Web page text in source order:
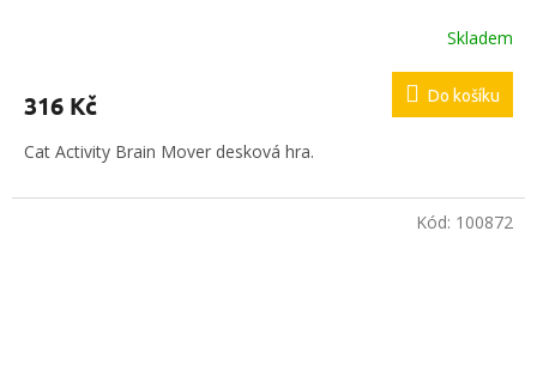
Skladem
316 Kč Do košíku
Cat Activity Brain Mover desková hra.
Kód: 100872